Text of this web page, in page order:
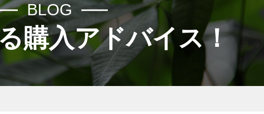
CARS
NEWS
ADVICE
BLOG
購入アドバイス！